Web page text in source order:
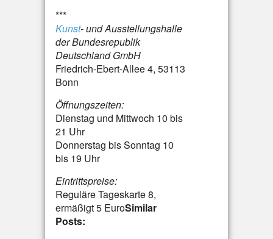
***
Kunst- und Ausstellungshalle
der Bundesrepublik
Deutschland GmbH
Friedrich-Ebert-Allee 4, 53113
Bonn
Öffnungszeiten:
Dienstag und Mittwoch 10 bis
21 Uhr
Donnerstag bis Sonntag 10
bis 19 Uhr
Eintrittspreise:
Reguläre Tageskarte 8,
ermäßigt 5 EuroSimilar
Posts: